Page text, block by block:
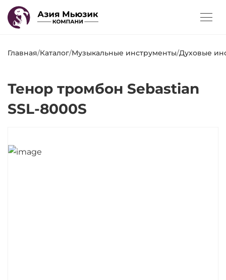
Главная/Каталог/Музыкальные инструменты/Духовые
Тенор тромбон Sebastian
SSL-8000S